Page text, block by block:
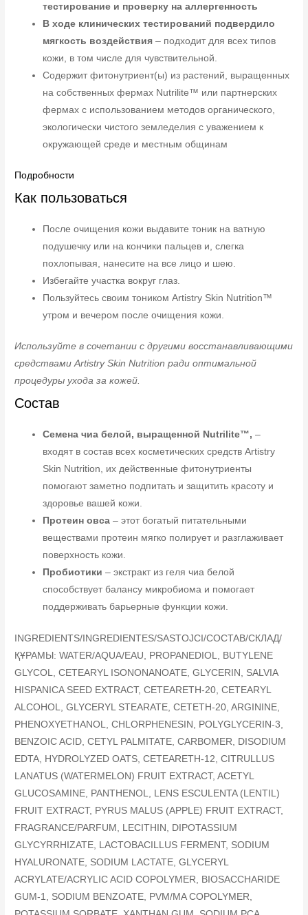
тестирование и проверку на аллергенность
В ходе клинических тестирований подвердило
мягкость воздействия – подходит для всех типов
кожи, в том числе для чувствительной.
Содержит фитонутриент(ы) из растений, выращенных
на собственных фермах Nutrilite™ или партнерских
фермах с использованием методов органического,
экологически чистого земледелия с уважением к
окружающей среде и местным общинам
Подробности
Как пользоваться
После очищения кожи выдавите тоник на ватную
подушечку или на кончики пальцев и, слегка
похлопывая, нанесите на все лицо и шею.
Избегайте участка вокруг глаз.
Пользуйтесь своим тоником Artistry Skin Nutrition™
утром и вечером после очищения кожи.
Используйте в сочетании с другими восстанавливающими
средствами Artistry Skin Nutrition ради оптимальной
процедуры ухода за кожей.
Состав
Семена чиа белой, выращенной Nutrilite™, –
входят в состав всех косметических средств Artistry
Skin Nutrition, их действенные фитонутриенты
помогают заметно подпитать и защитить красоту и
здоровье вашей кожи.
Протеин овса – этот богатый питательными
веществами протеин мягко полирует и разглаживает
поверхность кожи.
Пробиотики – экстракт из геля чиа белой
способствует балансу микробиома и помогает
поддерживать барьерные функции кожи.
INGREDIENTS/INGREDIENTES/SASTOJCI/COCTAB/СКЛАД/
ҚҰРАМЫ: WATER/AQUA/EAU, PROPANEDIOL, BUTYLENE
GLYCOL, CETEARYL ISONONANOATE, GLYCERIN, SALVIA
HISPANICA SEED EXTRACT, CETEARETH-20, CETEARYL
ALCOHOL, GLYCERYL STEARATE, CETETH-20, ARGININE,
PHENOXYETHANOL, CHLORPHENESIN, POLYGLYCERIN-3,
BENZOIC ACID, CETYL PALMITATE, CARBOMER, DISODIUM
EDTA, HYDROLYZED OATS, CETEARETH-12, CITRULLUS
LANATUS (WATERMELON) FRUIT EXTRACT, ACETYL
GLUCOSAMINE, PANTHENOL, LENS ESCULENTA (LENTIL)
FRUIT EXTRACT, PYRUS MALUS (APPLE) FRUIT EXTRACT,
FRAGRANCE/PARFUM, LECITHIN, DIPOTASSIUM
GLYCYRRHIZATE, LACTOBACILLUS FERMENT, SODIUM
HYALURONATE, SODIUM LACTATE, GLYCERYL
ACRYLATE/ACRYLIC ACID COPOLYMER, BIOSACCHARIDE
GUM-1, SODIUM BENZOATE, PVM/MA COPOLYMER,